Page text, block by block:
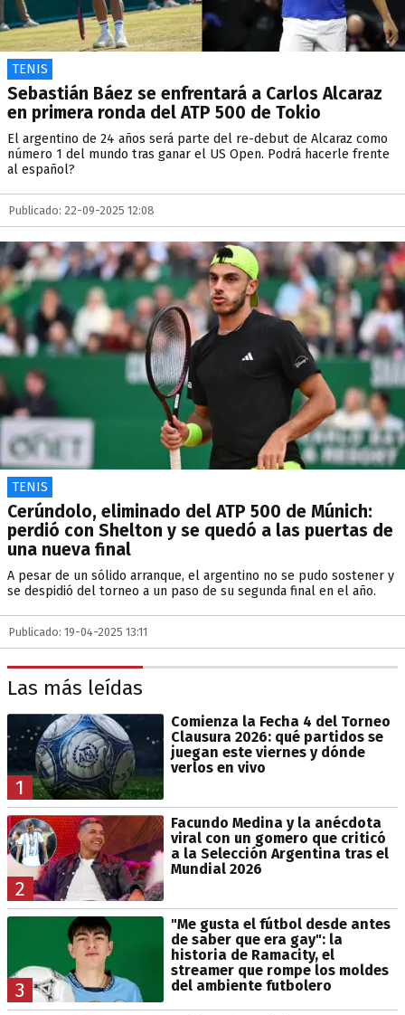
TENIS
Sebastián Báez se enfrentará a Carlos Alcaraz
en primera ronda del ATP 500 de Tokio
El argentino de 24 años será parte del re-debut de Alcaraz como
número 1 del mundo tras ganar el US Open. Podrá hacerle frente
al español?
Publicado: 22-09-2025 12:08
TENIS
Cerúndolo, eliminado del ATP 500 de Múnich:
perdió con Shelton y se quedó a las puertas de
una nueva final
A pesar de un sólido arranque, el argentino no se pudo sostener y
se despidió del torneo a un paso de su segunda final en el año.
Publicado: 19-04-2025 13:11
Las más leídas
1
Comienza la Fecha 4 del Torneo
Clausura 2026: qué partidos se
juegan este viernes y dónde
verlos en vivo
2
Facundo Medina y la anécdota
viral con un gomero que criticó
a la Selección Argentina tras el
Mundial 2026
3
"Me gusta el fútbol desde antes
de saber que era gay": la
historia de Ramacity, el
streamer que rompe los moldes
del ambiente futbolero